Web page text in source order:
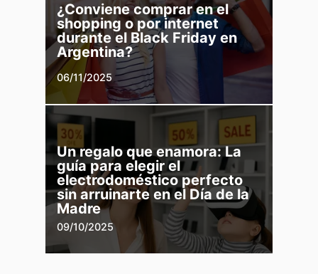
¿Conviene comprar en el
shopping o por internet
durante el Black Friday en
Argentina?
06/11/2025
Un regalo que enamora: La
guía para elegir el
electrodoméstico perfecto
sin arruinarte en el Día de la
Madre
09/10/2025